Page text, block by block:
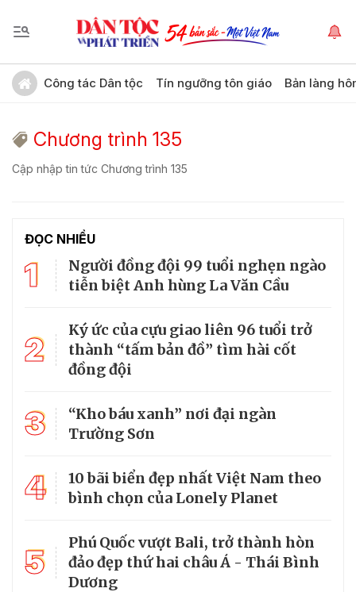
Công tác Dân tộc Tín ngưỡng tôn giáo Bản làng
Chương trình 135
Cập nhập tin tức Chương trình 135
ĐỌC NHIỀU
1
Người đồng đội 99 tuổi nghẹn ngào
tiễn biệt Anh hùng La Văn Cầu
2
Ký ức của cựu giao liên 96 tuổi trở
thành “tấm bản đồ” tìm hài cốt
đồng đội
3
“Kho báu xanh” nơi đại ngàn
Trường Sơn
4
10 bãi biển đẹp nhất Việt Nam theo
bình chọn của Lonely Planet
5
Phú Quốc vượt Bali, trở thành hòn
đảo đẹp thứ hai châu Á - Thái Bình
Dương